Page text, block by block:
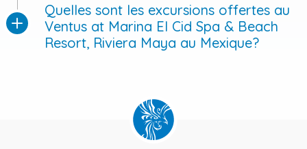
Quelles sont les excursions offertes au
Ventus at Marina El Cid Spa & Beach
Resort, Riviera Maya au Mexique?